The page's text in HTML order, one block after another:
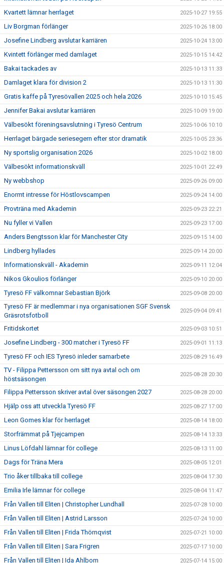
Kvartett lämnar herrlaget 2025-10-27 19:55
Liv Borgman förlänger 2025-10-26 18:00
Josefine Lindberg avslutar karriären 2025-10-24 13:00
Kvintett förlänger med damlaget 2025-10-15 14:42
Bakai tackades av 2025-10-13 11:33
Damlaget klara för division 2 2025-10-13 11:30
Gratis kaffe på Tyresövallen 2025 och hela 2026 2025-10-10 15:45
Jennifer Bakai avslutar karriären 2025-10-09 19:00
Välbesökt föreningsavslutning i Tyresö Centrum 2025-10-06 10:10
Herrlaget bärgade seriesegern efter stor dramatik 2025-10-05 23:36
Ny sportslig organisation 2026 2025-10-02 18:00
Välbesökt informationskväll 2025-10-01 22:49
Ny webbshop 2025-09-26 09:00
Enormt intresse för Höstlovscampen 2025-09-24 14:00
Provträna med Akademin 2025-09-23 22:21
Nu fyller vi Vallen 2025-09-23 17:00
Anders Bengtsson klar för Manchester City 2025-09-15 14:00
Lindberg hyllades 2025-09-14 20:00
Informationskväll - Akademin 2025-09-11 12:04
Nikos Gkoulios förlänger 2025-09-10 20:00
Tyresö FF välkomnar Sebastian Björk 2025-09-08 20:00
Tyresö FF är medlemmar i nya organisationen SGF Svensk
Gräsrotsfotboll
2025-09-04 09:41
Fritidskortet 2025-09-03 10:51
Josefine Lindberg - 300 matcher i Tyresö FF 2025-09-01 11:13
Tyresö FF och IES Tyresö inleder samarbete 2025-08-29 16:49
TV - Filippa Pettersson om sitt nya avtal och om
höstsäsongen
2025-08-28 20:30
Filippa Pettersson skriver avtal över säsongen 2027 2025-08-28 20:00
Hjälp oss att utveckla Tyresö FF 2025-08-27 17:00
Leon Gomes klar för herrlaget 2025-08-14 18:00
Storfrämmat på Tjejcampen 2025-08-14 13:33
Linus Löfdahl lämnar för college 2025-08-13 11:00
Dags för Träna Mera 2025-08-05 12:01
Trio åker tillbaka till college 2025-08-04 17:30
Emilia Irle lämnar för college 2025-08-04 11:47
Från Vallen till Eliten | Christopher Lundhall 2025-07-28 10:00
Från Vallen till Eliten | Astrid Larsson 2025-07-24 10:00
Från Vallen till Eliten | Frida Thörnqvist 2025-07-21 10:00
Från Vallen till Eliten | Sara Frigren 2025-07-17 10:00
Från Vallen till Eliten | Ida Ahlbom 2025-07-14 15:00